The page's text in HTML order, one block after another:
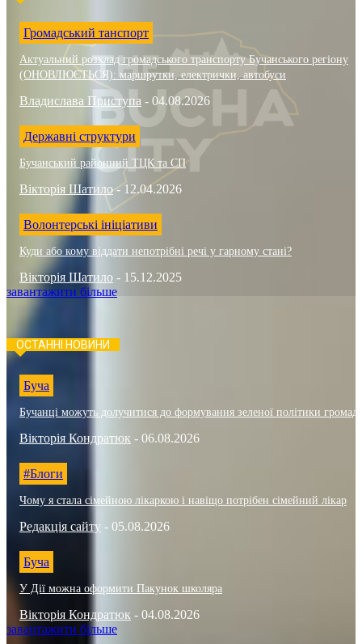
Громадський танспорт
Актуальний розклад громадського транспорту Бучанського регіону
(ОНОВЛЮЄТЬСЯ): маршрутки, електрички, автобуси
Владислава Приступа - 04.08.2026
Державні структури
Бучанський районний ТЦК та СП
Вікторія Шатило - 12.04.2026
Волонтерські ініціативи
Куди або кому віддати непотрібні речі у гарному стані?
Вікторія Шатило - 15.12.2025
завантажити більше
ОСТАННІ НОВИНИ
Буча
Бучанці можуть долучитися до формування зеленої політики
Вікторія Кондратюк - 06.08.2026
#Блоги
Чому я стала сімейною лікаркою і навіщо потрібен сімейний лікар
Редакція сайту - 05.08.2026
Буча
У Дії можна оформити Пакунок школяра
Вікторія Кондратюк - 04.08.2026
завантажити більше